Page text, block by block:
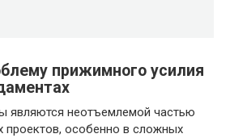
прижимного усилия
являются неотъемлемой частью
проектов, особенно в сложных